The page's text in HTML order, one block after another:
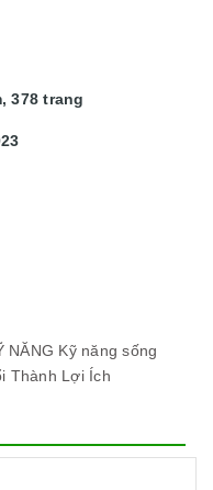
378 trang
NĂNG Kỹ năng sống
Thành Lợi Ích